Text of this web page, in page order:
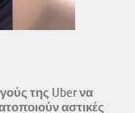
της Uber να
αστικές